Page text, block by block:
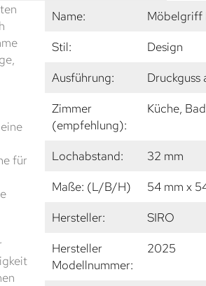
für
Name:
Möbelgriff
Stil:
Design
Ausführung:
Zimmer
(empfehlung):
Küche,
Lochabstand:
32 mm
Maße: (L/B/H)
54 mm x
Hersteller:
SIRO
Hersteller
Modellnummer:
2025